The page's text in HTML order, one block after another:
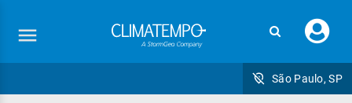
seu
São Paulo, SP